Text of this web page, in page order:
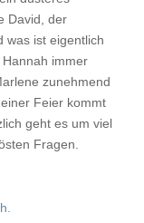
David, der
was ist eigentlich
immer
zunehmend
Feier kommt
geht es um viel
Fragen.